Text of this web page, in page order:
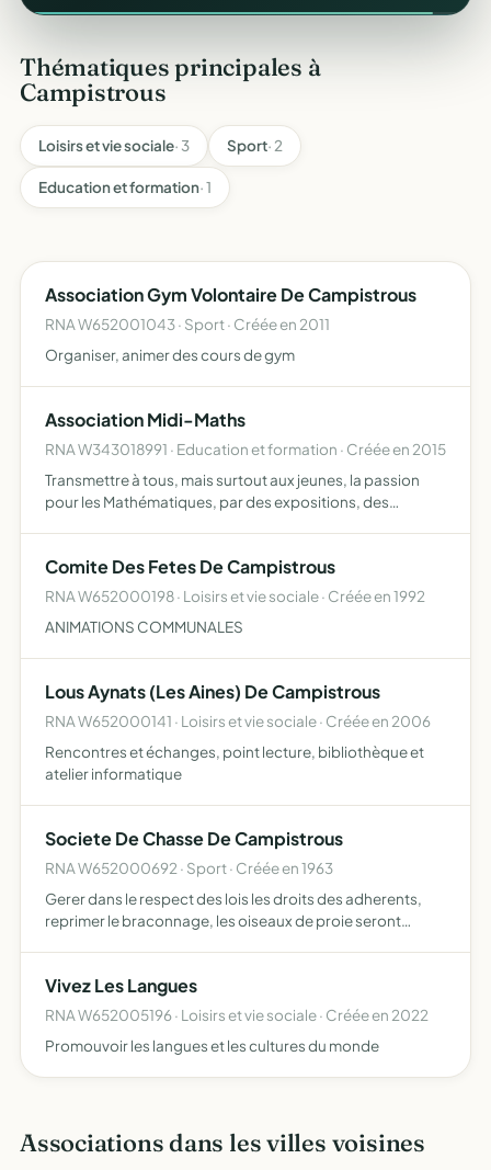
Thématiques principales à
Campistrous
Loisirs et vie sociale· 3 Sport· 2
Education et formation· 1
Association Gym Volontaire De Campistrous
RNA W652001043 · Sport · Créée en 2011
Organiser, animer des cours de gym
Association Midi-Maths
RNA W343018991 · Education et formation · Créée en 2015
Transmettre à tous, mais surtout aux jeunes, la passion
pour les Mathématiques, par des expositions, des
Comite Des Fetes De Campistrous
RNA W652000198 · Loisirs et vie sociale · Créée en 1992
ANIMATIONS COMMUNALES
Lous Aynats (Les Aines) De Campistrous
RNA W652000141 · Loisirs et vie sociale · Créée en 2006
Rencontres et échanges, point lecture, bibliothèque et
atelier informatique
Societe De Chasse De Campistrous
RNA W652000692 · Sport · Créée en 1963
Gerer dans le respect des lois les droits des adherents,
reprimer le braconnage, les oiseaux de proie seront
Vivez Les Langues
RNA W652005196 · Loisirs et vie sociale · Créée en 2022
Promouvoir les langues et les cultures du monde
Associations dans les villes voisines